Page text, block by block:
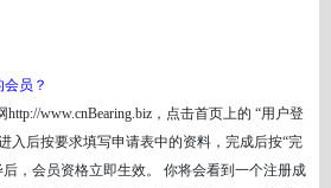
员？
http://www.cnBearing.biz，点击首页上的 “用户登
入后按要求填写申请表中的资料，完成后按“完
，会员资格立即生效。 你将会看到一个注册成